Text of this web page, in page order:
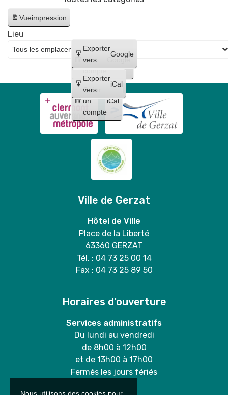
juin
Vueimpression
Créer
un
compte
Google
Créer
un
compte
iCal
Exporter
vers
Google
Exporter
vers
iCal
Lieu
Ville de Gerzat
Hôtel de Ville
Place de la Liberté
63360 GERZAT
Tél. : 04 73 25 00 14
Fax : 04 73 25 89 50
Horaires d’ouverture
Services administratifs
Du lundi au vendredi
de 8h00 à 12h00
et de 13h00 à 17h00
Fermés les jours fériés